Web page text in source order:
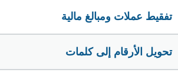
تفقيط عملات ومبالغ مالية
تحويل الأرقام إلى كلمات